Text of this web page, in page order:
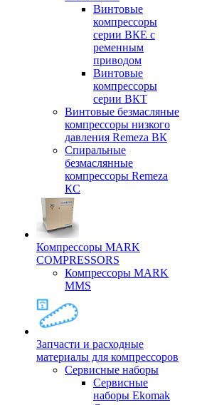
Винтовые
компрессоры
серии ВКЕ с
ременным
приводом
Винтовые
компрессоры
серии ВКТ
Винтовые безмасляные
компрессоры низкого
давления Remeza ВК
Спиральные
безмаслянные
компрессоры Remeza
КС
Компрессоры MARK
COMPRESSORS
Компрессоры MARK
MMS
Запчасти и расходные
материалы для компрессоров
Cервисные наборы
Сервисные
наборы Ekomak